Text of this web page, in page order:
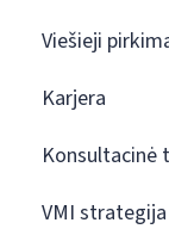
Viešieji
Karjera
Konsultacinė
VMI strategija